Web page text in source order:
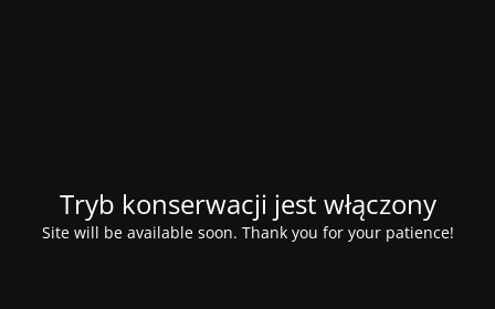
Tryb konserwacji jest włączony
Site will be available soon. Thank you for your patience!